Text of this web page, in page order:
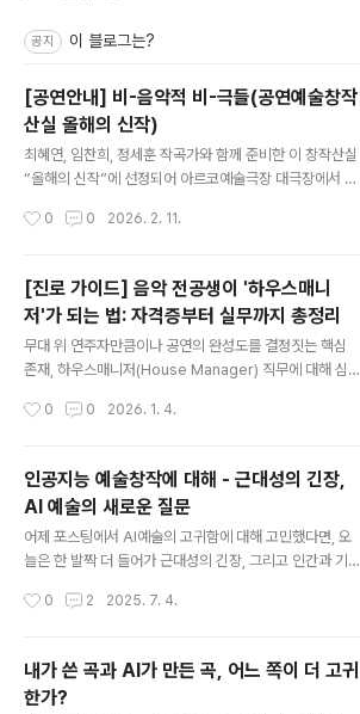
공지 이 블로그는?
[공연안내] 비-음악적 비-극들(공연예술창작
산실 올해의 신작)
최혜연, 임찬희, 정세훈 작곡가와 함께 준비한 이 창작산실
“올해의 신작”에 선정되어 아르코예술극장 대극장에서 막
(토)∙ 공연장소: 아르코예술극장 대극장∙ 공연시간: 목~금
이상∙ 관람시간: 100분‘비-음악적 비-극들’이란?음악극이
라는 예술형태는 음악과 극이라는 서로 다른 장르가 서로
의 벽을 허물고 융합하여 이루어지는 중요한 예술적 사건
이다. 음악은 스스로를 비(非)음악화하고, 극은 스스로 비
(非)극화하여, 자신의 고유 논리를 깨뜨리고 서로에게 자리
나의 작품으로 재구성된다. 장르 자체의 의미를 되새긴 이
0 0 2026. 2. 11.
[진로 가이드] 음악 전공생이 '하우스매니
저'가 되는 법: 자격증부터 실무까지 총정리
무대 위 연주자만큼이나 공연의 완성도를 결정짓는 핵심
존재, 하우스매니저(House Manager) 직무에 대해 심층
들 중, 본인의 음악적 소양을 바탕으로 공연장 운영 전문가
이 될 것입니다.1. 하우스매니저, 도대체 어떤 일을 하나요?
하우스매니저의 업무는 단순히 '표 검사'에 그치지 않습니
다. 크게 4가지 영역으로 나뉩니다. 1) 시설물 및 환경 관
리: 공연장의 기계, 배관, 조경, 위생 등을 총괄하여 쾌적한
관람 환경을 조성합니다. 2) 공연장 안전관리: 소방, 전기,
위기 상황 대처 능력을 발휘합니다. 3) 객석 운영: 관객의
0 0 2026. 1. 4.
인공지능 예술창작에 대해 - 근대성의 긴장,
AI 예술의 새로운 질문
어제 포스팅에서 AI예술의 고귀함에 대해 고민했다면, 오
늘은 한 발짝 더 들어가 근대성의 긴장, 그리고 인간과 기계
낭만주의, 그리고 지금은? “마법을 깰 것인가, 혹은 인간의
는 인간의 신비와 감정을 강조했고, 시대적 흐름속에서 이
두 상반된 가치는 갈등과 불안의 요소로 작용했다. AI 예술
이 등장한 지금, 우리는 또다시 이 질문 앞에 선다. AI가 예
0 2 2025. 7. 4.
내가 쓴 곡과 AI가 만든 곡, 어느 쪽이 더 고귀
한가?